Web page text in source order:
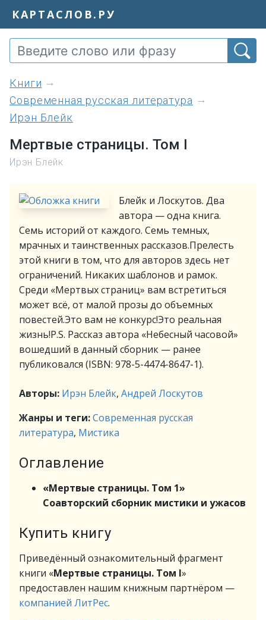
КАРТАСЛОВ.РУ
книги
Современная русская литература
Ирэн Блейк
Мертвые страницы. Том I
Ирэн Блейк
Блейк и Лоскутов. Два
автора — одна книга.
Семь историй от каждого. Семь темных,
мрачных и таинственных рассказов.Прелесть
этой книги в том, что для авторов здесь нет
ограничений. Никаких шаблонов и рамок.
Среди «Мертвых страниц» вам встретиться
может всё, от малой прозы до объемных
повестей.Это вам не конкурс!Это реальная
жизнь!P.S. Рассказ автора «Небесный часовой»
вошедший в данный сборник — ранее
публиковался (ISBN: 978-5-4474-8647-1).
Авторы: Ирэн Блейк, Андрей Лоскутов
Жанры и теги:Современная русская
литература, Мистика
Оглавление
«Мертвые страницы. Том 1»
Соавторский сборник мистики и ужасов
Купить книгу
Приведённый ознакомительный фрагмент
книги «Мертвые страницы. Том I»
предоставлен нашим книжным партнёром —
компанией ЛитРес.